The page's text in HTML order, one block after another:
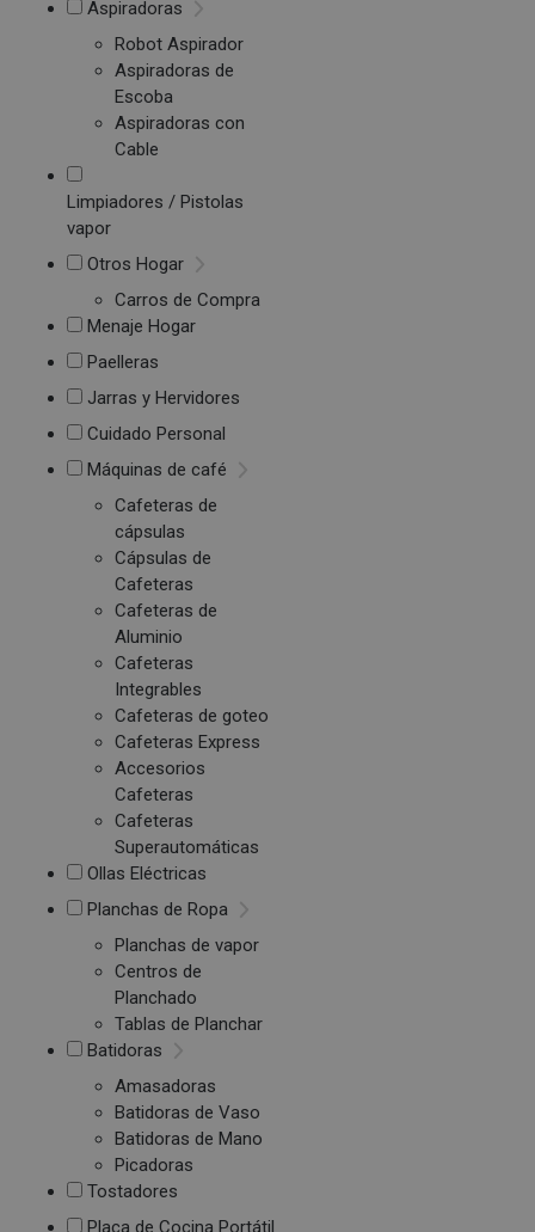
Aspiradoras
Robot Aspirador
Aspiradoras de
Escoba
Aspiradoras con
Cable
Limpiadores / Pistolas
vapor
Otros Hogar
Carros de Compra
Menaje Hogar
Paelleras
Jarras y Hervidores
Cuidado Personal
Máquinas de café
Cafeteras de
cápsulas
Cápsulas de
Cafeteras
Cafeteras de
Aluminio
Cafeteras
Integrables
Cafeteras de goteo
Cafeteras Express
Accesorios
Cafeteras
Cafeteras
Superautomáticas
Ollas Eléctricas
Planchas de Ropa
Planchas de vapor
Centros de
Planchado
Tablas de Planchar
Batidoras
Amasadoras
Batidoras de Vaso
Batidoras de Mano
Picadoras
Tostadores
Placa de Cocina Portátil